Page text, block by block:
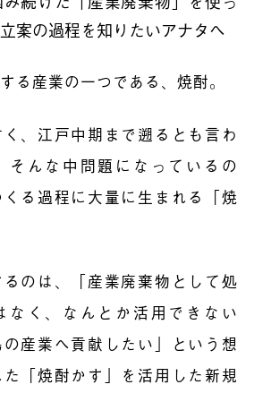
案の過程を知りたいアナタへ
る産業の一つである、焼酎。
、江戸中期まで遡るとも言わ
そんな中問題になっているの
る過程に大量に生まれる「焼
のは、「産業廃棄物として処
なく、なんとか活用できない
産業へ貢献したい」という想
「焼酎かす」を活用した新規